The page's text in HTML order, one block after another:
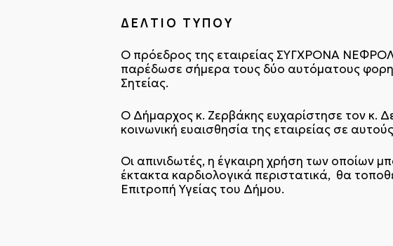
Δ Ε Λ Τ Ι Ο Τ Υ Π Ο Υ
Ο πρόεδρος της εταιρείας ΣΥΓΧΡΟΝΑ
παρέδωσε σήμερα τους δύο αυτόματους
Σητείας.
Ο Δήμαρχος κ. Ζερβάκης ευχαρίστησε τον κ.
κοινωνική ευαισθησία της εταιρείας σε
Οι απινιδωτές, η έγκαιρη χρήση των οποίων
έκτακτα καρδιολογικά περιστατικά, θα
Επιτροπή Υγείας του Δήμου.